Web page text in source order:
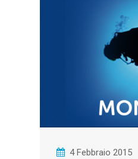
4 Febbraio 2015